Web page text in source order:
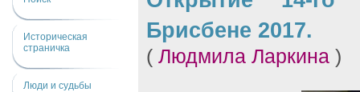
Историческая
страничка
Люди и судьбы
Брисбене 2017.
( Людмила Ларкина )